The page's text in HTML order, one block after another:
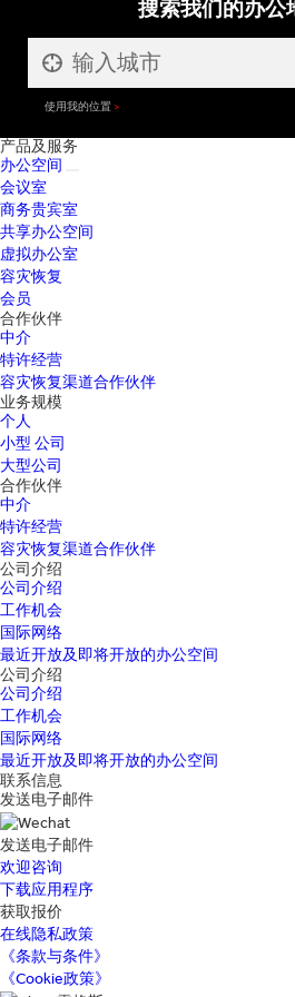
搜索我们的办公
使用我的位置
产品及服务
办公空间
会议室
商务贵宾室
共享办公空间
虚拟办公室
容灾恢复
会员
合作伙伴
中介
特许经营
容灾恢复渠道合作伙伴
业务规模
个人
小型 公司
大型公司
合作伙伴
中介
特许经营
容灾恢复渠道合作伙伴
公司介绍
公司介绍
工作机会
国际网络
最近开放及即将开放的办公空间
公司介绍
公司介绍
工作机会
国际网络
最近开放及即将开放的办公空间
联系信息
发送电子邮件
发送电子邮件
欢迎咨询
下载应用程序
获取报价
在线隐私政策
《条款与条件》
《Cookie政策》